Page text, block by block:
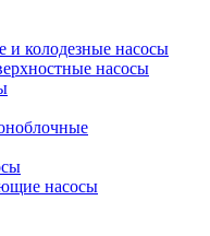
колодезные насосы
насосы
насосы